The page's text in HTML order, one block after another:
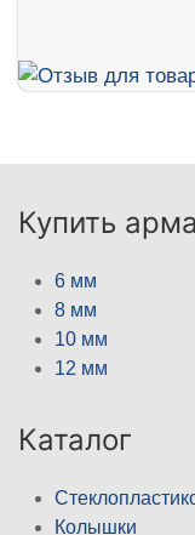
Купить
6 мм
8 мм
10 мм
12 мм
Каталог
Колышки